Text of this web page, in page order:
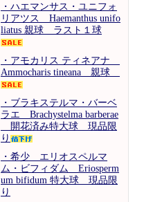
・ハエマンサス・ユニフォ
リアツス Haemanthus unifo
liatus 親球 ラスト１球
・アモカリス ティネアナ
Ammocharis tineana 親球
・ブラキステルマ・バーベ
ラエ Brachystelma barberae
開花済み特大球 現品限
り
・希少 エリオスペルマ
ム・ビフィダム Eriosperm
um bifidum 特大球 現品限
り